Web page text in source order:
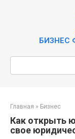
БИЗНЕС
Главная » Бизнес
Как открыть
свое